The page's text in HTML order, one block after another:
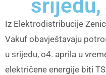
Iz Elektrodistribucije
Vakuf obavještavaju
u srijedu, o4. aprila u
električene energije biti